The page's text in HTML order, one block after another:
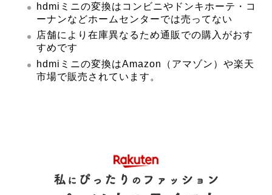
hdmiミニの変換はコンビニやドンキホーテ・コ
ーナンなどホームセンターでは売ってない
店舗により在庫異なるため通販での購入がおす
すめです
hdmiミニの変換はAmazon（アマゾン）や楽天
市場で販売されています。